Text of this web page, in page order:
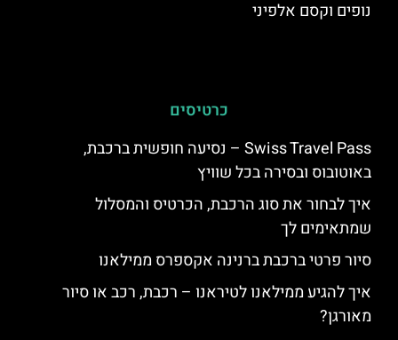
נופים וקסם אלפיני
כרטיסים
Swiss Travel Pass – נסיעה חופשית ברכבת,
באוטובוס ובסירה בכל שוויץ
איך לבחור את סוג הרכבת, הכרטיס והמסלול
שמתאימים לך
סיור פרטי ברכבת ברנינה אקספרס ממילאנו
איך להגיע ממילאנו לטיראנו – רכבת, רכב או סיור
מאורגן?